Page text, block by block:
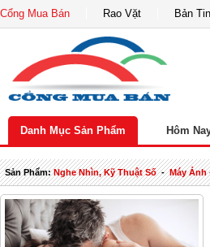
Cổng Mua Bán Rao Vặt Bản
Danh Mục Sản Phẩm Hôm
Sản Phẩm:Nghe Nhìn, Kỹ Thuật Số-Máy Ảnh